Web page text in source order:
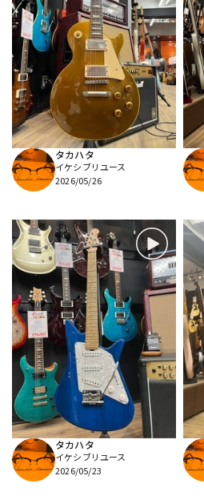
タカハタ
イケシブリユース
2026/05/26
タカハタ
イケシブリユース
2026/05/23